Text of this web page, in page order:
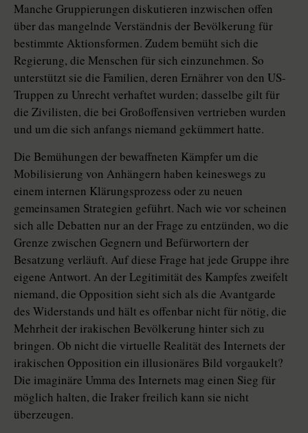
Manche Gruppierungen diskutieren inzwischen offen
über das mangelnde Verständnis der Bevölkerung für
bestimmte Aktionsformen. Zudem bemüht sich die
Regierung, die Menschen für sich einzunehmen. So
unterstützt sie die Familien, deren Ernährer von den US-
Truppen zu Unrecht verhaftet wurden; dasselbe gilt für
die Zivilisten, die bei Großoffensiven vertrieben wurden
und um die sich anfangs niemand gekümmert hatte.
Die Bemühungen der bewaffneten Kämpfer um die
Mobilisierung von Anhängern haben keineswegs zu
einem internen Klärungsprozess oder zu neuen
gemeinsamen Strategien geführt. Nach wie vor scheinen
sich alle Debatten nur an der Frage zu entzünden, wo die
Grenze zwischen Gegnern und Befürwortern der
Besatzung verläuft. Auf diese Frage hat jede Gruppe ihre
eigene Antwort. An der Legitimität des Kampfes zweifelt
niemand, die Opposition sieht sich als die Avantgarde
des Widerstands und hält es offenbar nicht für nötig, die
Mehrheit der irakischen Bevölkerung hinter sich zu
bringen. Ob nicht die virtuelle Realität des Internets der
irakischen Opposition ein illusionäres Bild vorgaukelt?
Die imaginäre Umma des Internets mag einen Sieg für
möglich halten, die Iraker freilich kann sie nicht
überzeugen.